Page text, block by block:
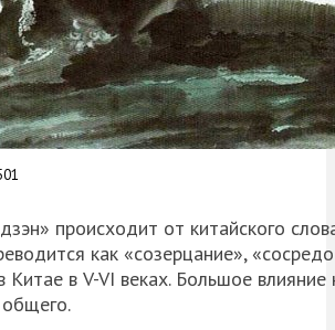
происходит от китайского
как «созерцание»,
Китае в V-VI веках. Большое